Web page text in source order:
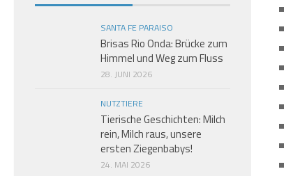
SANTA FE PARAISO
Brisas Rio Onda: Brücke zum
Himmel und Weg zum Fluss
28. JUNI 2026
NUTZTIERE
Tierische Geschichten: Milch
rein, Milch raus, unsere
ersten Ziegenbabys!
24. MAI 2026